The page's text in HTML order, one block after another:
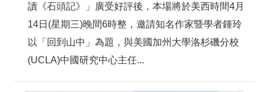
讀《石頭記》」廣受好評後，本場將於美西時間4月
14日(星期三)晚間6時整，邀請知名作家暨學者鍾玲
以「回到山中」為題，與美國加州大學洛杉磯分校
(UCLA)中國研究中心主任...